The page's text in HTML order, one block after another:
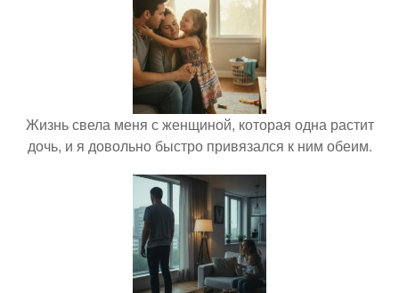
Жизнь свела меня с женщиной, которая одна растит
дочь, и я довольно быстро привязался к ним обеим.